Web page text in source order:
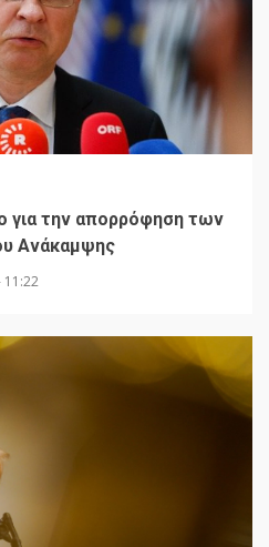
για την απορρόφηση των
Ανάκαμψης
11:22